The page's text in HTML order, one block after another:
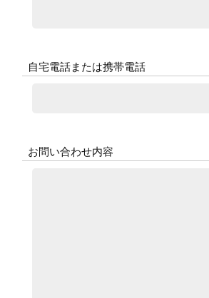
自宅電話または携帯電話
お問い合わせ内容